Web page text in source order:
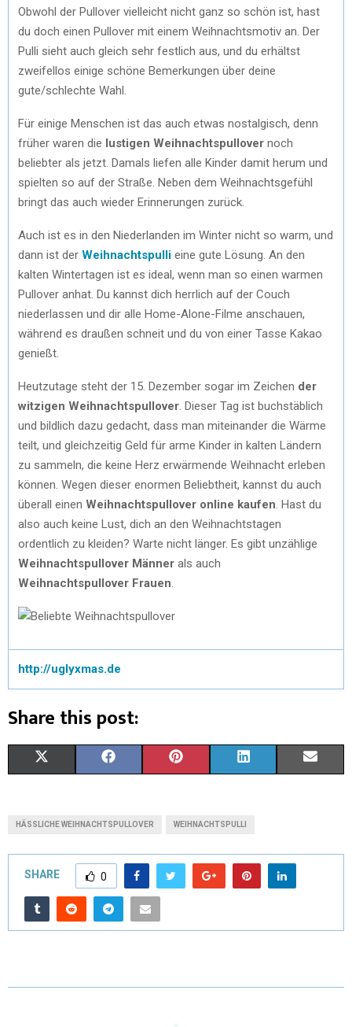
Obwohl der Pullover vielleicht nicht ganz so schön ist, hast
du doch einen Pullover mit einem Weihnachtsmotiv an. Der
Pulli sieht auch gleich sehr festlich aus, und du erhältst
zweifellos einige schöne Bemerkungen über deine
gute/schlechte Wahl.
Für einige Menschen ist das auch etwas nostalgisch, denn
früher waren die lustigen Weihnachtspullover noch
beliebter als jetzt. Damals liefen alle Kinder damit herum und
spielten so auf der Straße. Neben dem Weihnachtsgefühl
bringt das auch wieder Erinnerungen zurück.
Auch ist es in den Niederlanden im Winter nicht so warm, und
dann ist der Weihnachtspulli eine gute Lösung. An den
kalten Wintertagen ist es ideal, wenn man so einen warmen
Pullover anhat. Du kannst dich herrlich auf der Couch
niederlassen und dir alle Home-Alone-Filme anschauen,
während es draußen schneit und du von einer Tasse Kakao
genießt.
Heutzutage steht der 15. Dezember sogar im Zeichen der
witzigen Weihnachtspullover . Dieser Tag ist buchstäblich
und bildlich dazu gedacht, dass man miteinander die Wärme
teilt, und gleichzeitig Geld für arme Kinder in kalten Ländern
zu sammeln, die keine Herz erwärmende Weihnacht erleben
können. Wegen dieser enormen Beliebtheit, kannst du auch
überall einen Weihnachtspullover online kaufen . Hast du
also auch keine Lust, dich an den Weihnachtstagen
ordentlich zu kleiden? Warte nicht länger. Es gibt unzählige
Weihnachtspullover Männer als auch
Weihnachtspullover Frauen
http://uglyxmas.de
Share this post:
I
T
T
R
O
O E
T
I
HÄSSLICHE WEIHNACHTSPULLOVER WEIHNACHTSPULLI
SHARE 0